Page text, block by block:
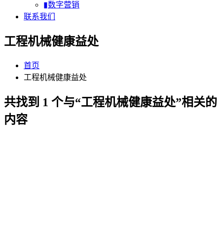
▮数字营销
联系我们
工程机械健康益处
首页
工程机械健康益处
共找到 1 个与“工程机械健康益处”相关的
内容